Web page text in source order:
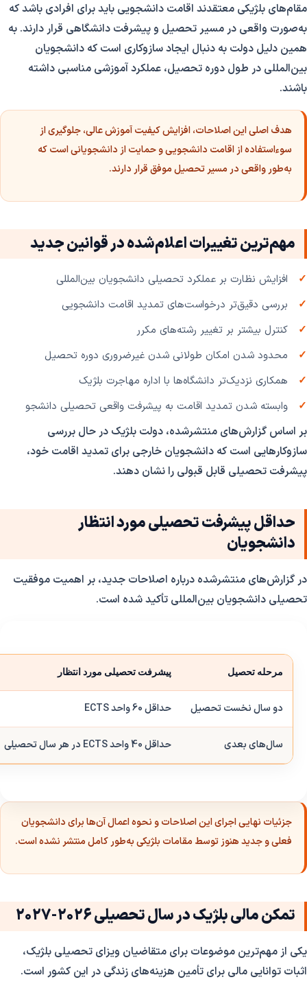
مقام‌های بلژیکی معتقدند اقامت دانشجویی باید برای افرادی باشد که
به‌صورت واقعی در مسیر تحصیل و پیشرفت دانشگاهی قرار دارند. به
همین دلیل دولت به دنبال ایجاد سازوکاری است که دانشجویان
بین‌المللی در طول دوره تحصیل، عملکرد آموزشی مناسبی داشته
باشند.
هدف اصلی این اصلاحات، افزایش کیفیت آموزش عالی، جلوگیری از
سوءاستفاده از اقامت دانشجویی و حمایت از دانشجویانی است که
به‌طور واقعی در مسیر تحصیل موفق قرار دارند.
مهم‌ترین تغییرات اعلام‌شده در قوانین جدید
افزایش نظارت بر عملکرد تحصیلی دانشجویان بین‌المللی
بررسی دقیق‌تر درخواست‌های تمدید اقامت دانشجویی
کنترل بیشتر بر تغییر رشته‌های مکرر
محدود شدن امکان طولانی شدن غیرضروری دوره تحصیل
همکاری نزدیک‌تر دانشگاه‌ها با اداره مهاجرت بلژیک
وابسته شدن تمدید اقامت به پیشرفت واقعی تحصیلی دانشجو
بر اساس گزارش‌های منتشرشده، دولت بلژیک در حال بررسی
سازوکارهایی است که دانشجویان خارجی برای تمدید اقامت خود،
پیشرفت تحصیلی قابل قبولی را نشان دهند.
حداقل پیشرفت تحصیلی مورد انتظار
دانشجویان
در گزارش‌های منتشرشده درباره اصلاحات جدید، بر اهمیت موفقیت
تحصیلی دانشجویان بین‌المللی تأکید شده است.
مرحله تحصیل پیشرفت تحصیلی مورد انتظار
دو سال نخست تحصیل حداقل 60 واحد ECTS
سال‌های بعدی حداقل 40 واحد ECTS در هر سال تحصیلی
جزئیات نهایی اجرای این اصلاحات و نحوه اعمال آن‌ها برای دانشجویان
فعلی و جدید هنوز توسط مقامات بلژیکی به‌طور کامل منتشر نشده است.
تمکن مالی بلژیک در سال تحصیلی 2026-2027
یکی از مهم‌ترین موضوعات برای متقاضیان ویزای تحصیلی بلژیک،
اثبات توانایی مالی برای تأمین هزینه‌های زندگی در این کشور است.